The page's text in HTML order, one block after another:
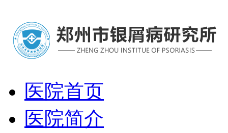
医院首页
医院简介